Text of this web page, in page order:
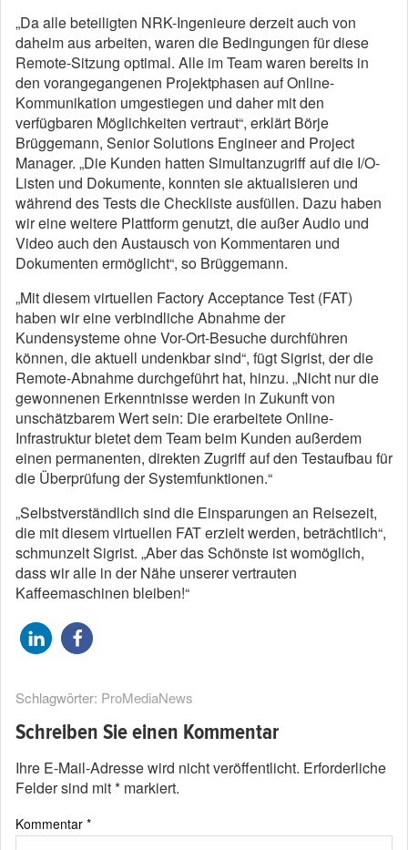
„Da alle beteiligten NRK-Ingenieure derzeit auch von
daheim aus arbeiten, waren die Bedingungen für diese
Remote-Sitzung optimal. Alle im Team waren bereits in
den vorangegangenen Projektphasen auf Online-
Kommunikation umgestiegen und daher mit den
verfügbaren Möglichkeiten vertraut“, erklärt Börje
Brüggemann, Senior Solutions Engineer and Project
Manager. „Die Kunden hatten Simultanzugriff auf die I/O-
Listen und Dokumente, konnten sie aktualisieren und
während des Tests die Checkliste ausfüllen. Dazu haben
wir eine weitere Plattform genutzt, die außer Audio und
Video auch den Austausch von Kommentaren und
Dokumenten ermöglicht“, so Brüggemann.
„Mit diesem virtuellen Factory Acceptance Test (FAT)
haben wir eine verbindliche Abnahme der
Kundensysteme ohne Vor-Ort-Besuche durchführen
können, die aktuell undenkbar sind“, fügt Sigrist, der die
Remote-Abnahme durchgeführt hat, hinzu. „Nicht nur die
gewonnenen Erkenntnisse werden in Zukunft von
unschätzbarem Wert sein: Die erarbeitete Online-
Infrastruktur bietet dem Team beim Kunden außerdem
einen permanenten, direkten Zugriff auf den Testaufbau für
die Überprüfung der Systemfunktionen.“
„Selbstverständlich sind die Einsparungen an Reisezeit,
die mit diesem virtuellen FAT erzielt werden, beträchtlich“,
schmunzelt Sigrist. „Aber das Schönste ist womöglich,
dass wir alle in der Nähe unserer vertrauten
Kaffeemaschinen bleiben!“
Schlagwörter: ProMediaNews
Schreiben Sie einen Kommentar
Ihre E-Mail-Adresse wird nicht veröffentlicht. Erforderliche
Felder sind mit* markiert.
Kommentar *